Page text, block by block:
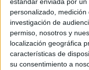
estándar enviada por
personalizado,
investigación de
permiso, nosotros y
localización geográfica
características de
su consentimiento a
el Boletín Oficial del
dirigida a varias
distintos
vinculados a posibles
prestaciones.